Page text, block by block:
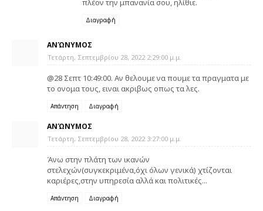
πλέον την μπανανία σου, ηλίθιε.
Διαγραφή
ΑΝΏΝΥΜΟΣ
Τετάρτη, Σεπτεμβρίου 28, 2022 2:29:00 μ.μ.
@28 Σεπτ 10:49:00. Αν θελουμε να πουμε τα πραγματα με
το ονομα τους, ειναι ακριβως οπως τα λες.
Απάντηση Διαγραφή
ΑΝΏΝΥΜΟΣ
Τετάρτη, Σεπτεμβρίου 28, 2022 3:27:00 μ.μ.
Άνω στην πλάτη των ικανών
στελεχών(συγκεκριμένα,όχι όλων γενικά) χτίζονται
καριέρες,στην υπηρεσία αλλά και πολιτικές...
Απάντηση Διαγραφή